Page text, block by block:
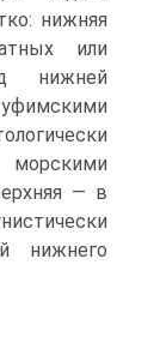
нижняя
или
нижней
— в
нижнего